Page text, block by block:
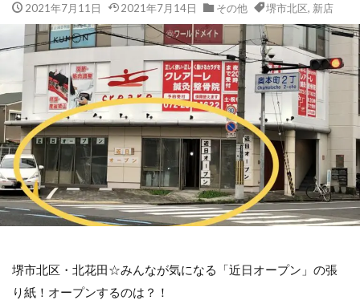
2021年7月11日 2021年7月14日 その他 堺市北区, 新店
堺市北区・北花田☆みんなが気になる「近日オープン」の張
り紙！オープンするのは？！